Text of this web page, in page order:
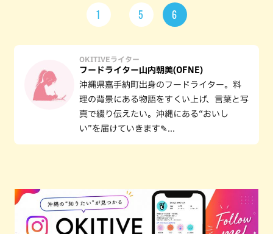
1 5 6
OKITIVEライター
フードライター山内朝美(OFNE)
沖縄県嘉手納町出身のフードライター。料
理の背景にある物語をすくい上げ、言葉と写
真で綴り伝えたい。沖縄にある“おいし
い”を届けていきます✎...